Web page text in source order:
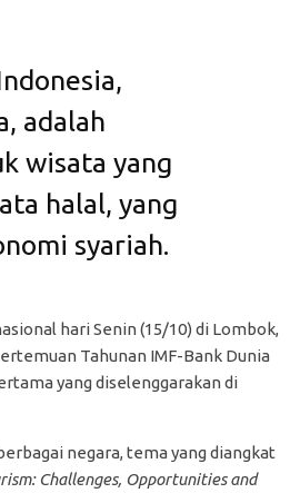
adalah
wisata yang
halal, yang
syariah.
hari Senin (15/10) di Lombok,
Tahunan IMF-Bank Dunia
yang diselenggarakan di
negara, tema yang diangkat
Challenges, Opportunities and